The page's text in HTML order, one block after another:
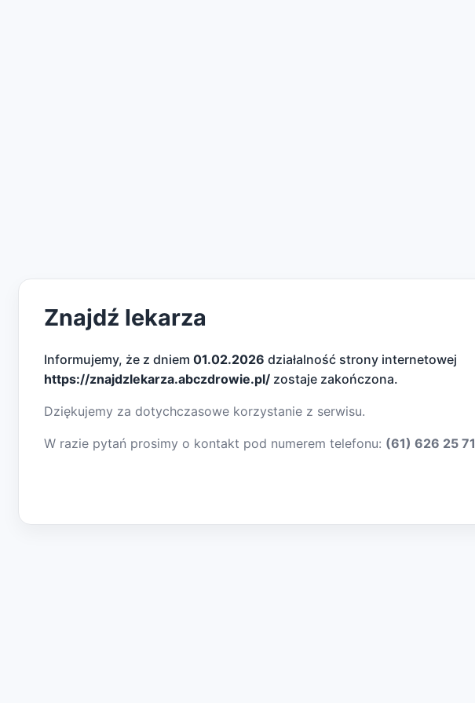
Znajdź lekarza
Informujemy, że z dniem 01.02.2026 działalność strony internetowej
https://znajdzlekarza.abczdrowie.pl/ zostaje zakończona.
Dziękujemy za dotychczasowe korzystanie z serwisu.
W razie pytań prosimy o kontakt pod numerem telefonu: (61) 626 25 71